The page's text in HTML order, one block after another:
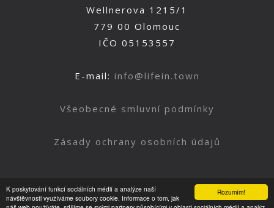
Rozumím!
K poskytování funkcí sociálních médií a analýze naší
návštěvnosti využíváme soubory cookie. Informace o tom, jak
Wellnerova 1215/1
779 00 Olomouc
IČO 05153557
E-mail: info@lifein.town
Všeobecné smluvní podmínky
Zásady ochrany osobních údajů
Nahoru